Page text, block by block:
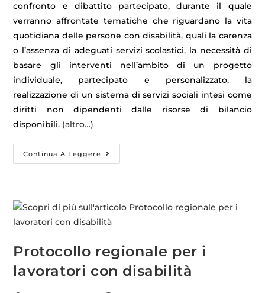
confronto e dibattito partecipato, durante il quale
verranno affrontate tematiche che riguardano la vita
quotidiana delle persone con disabilità, quali la carenza
o l’assenza di adeguati servizi scolastici, la necessità di
basare gli interventi nell’ambito di un progetto
individuale, partecipato e personalizzato, la
realizzazione di un sistema di servizi sociali intesi come
diritti non dipendenti dalle risorse di bilancio
disponibili. (altro…)
Continua A Leggere
Protocollo regionale per i
lavoratori con disabilità